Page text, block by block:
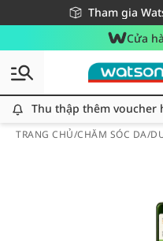
Tham gia
Miễn phí giao
Giao hàng nhanh 24h -
Cửa
Thu thập thêm voucher
TRANG CHỦ/CHĂM SÓC DA/